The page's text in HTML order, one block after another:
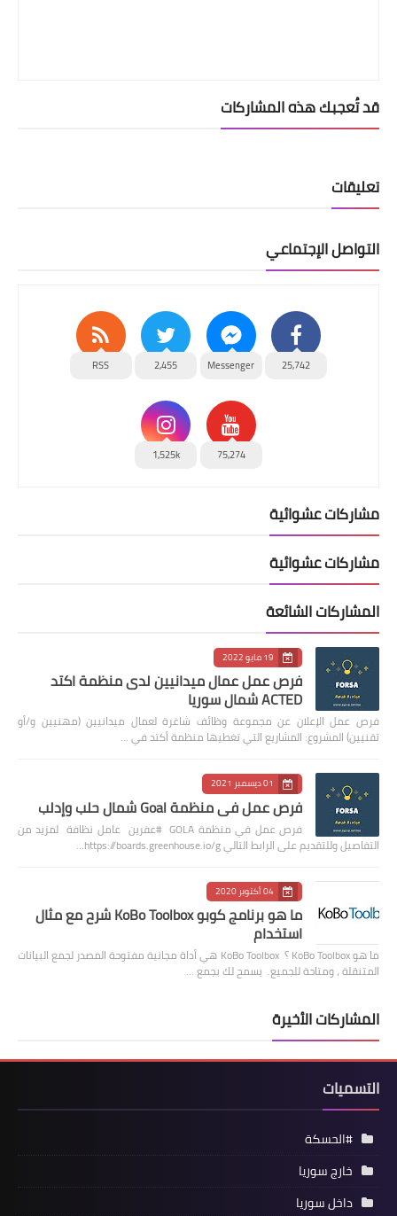
قد تُعجبك هذه المشاركات
تعليقات
التواصل الإجتماعي
25,742
Messenger
2,455
RSS
75,274
1,525k
مشاركات عشوائية
مشاركات عشوائية
المشاركات الشائعة
19 مايو 2022
فرص عمل عمال ميدانيين لدى منظمة اكتد
ACTED شمال سوريا
فرص عمل الإعلان عن مجموعة وظائف شاغرة لعمال ميدانيين (مهنيين و/أو
تقنيين) المشروع: المشاريع التي تغطيها منظمة أكتد في …
01 ديسمبر 2021
فرص عمل في منظمة Goal شمال حلب وإدلب
فرص عمل في منظمة GOLA #عفرين عامل نظافة لمزيد من
التفاصيل وللتقديم على الرابط التالي https://boards.greenhouse.io/g…
04 أكتوبر 2020
ما هو برنامج كوبو KoBo Toolbox شرح مع مثال
استخدام
ما هو KoBo Toolbox ؟ KoBo Toolbox هي أداة مجانية مفتوحة المصدر لجمع البيانات
المتنقلة ، ومتاحة للجميع. يسمح لك بجمع …
المشاركات الأخيرة
التسميات
#الحسكة
خارج سوريا
داخل سوريا